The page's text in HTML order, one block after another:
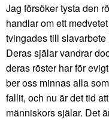
Jag försöker tysta den
handlar om ett
tvingades till
Deras själar vandrar
deras röster har för
ber oss minnas alla
fallit, och nu är det tid
människors själar. Det